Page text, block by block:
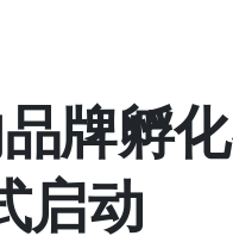
牌孵
启动